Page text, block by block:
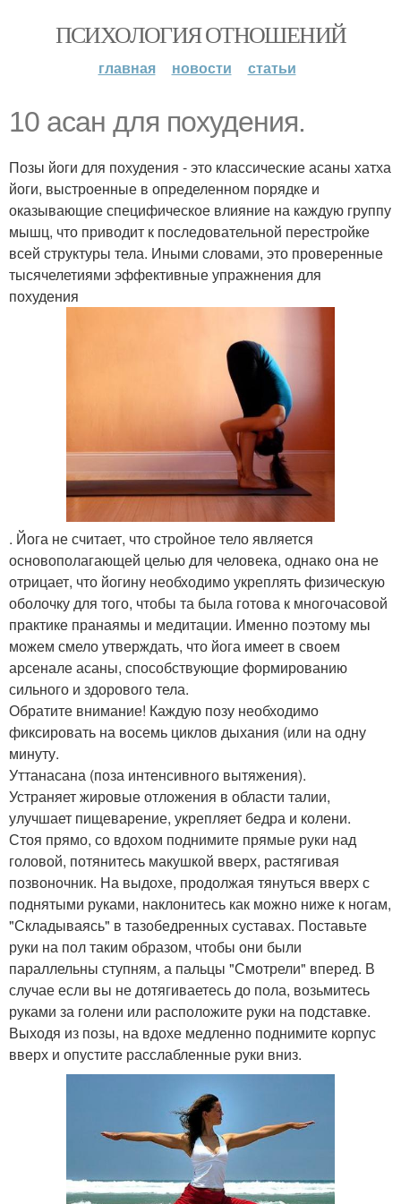
ПСИХОЛОГИЯ ОТНОШЕНИЙ
главная новости статьи
10 асан для похудения.
Позы йоги для похудения - это классические асаны хатха
йоги, выстроенные в определенном порядке и
оказывающие специфическое влияние на каждую группу
мышц, что приводит к последовательной перестройке
всей структуры тела. Иными словами, это проверенные
тысячелетиями эффективные упражнения для
похудения
. Йога не считает, что стройное тело является
основополагающей целью для человека, однако она не
отрицает, что йогину необходимо укреплять физическую
оболочку для того, чтобы та была готова к многочасовой
практике пранаямы и медитации. Именно поэтому мы
можем смело утверждать, что йога имеет в своем
арсенале асаны, способствующие формированию
сильного и здорового тела.
Обратите внимание! Каждую позу необходимо
фиксировать на восемь циклов дыхания (или на одну
минуту.
Уттанасана (поза интенсивного вытяжения).
Устраняет жировые отложения в области талии,
улучшает пищеварение, укрепляет бедра и колени.
Стоя прямо, со вдохом поднимите прямые руки над
головой, потянитесь макушкой вверх, растягивая
позвоночник. На выдохе, продолжая тянуться вверх с
поднятыми руками, наклонитесь как можно ниже к ногам,
"Складываясь" в тазобедренных суставах. Поставьте
руки на пол таким образом, чтобы они были
параллельны ступням, а пальцы "Смотрели" вперед. В
случае если вы не дотягиваетесь до пола, возьмитесь
руками за голени или расположите руки на подставке.
Выходя из позы, на вдохе медленно поднимите корпус
вверх и опустите расслабленные руки вниз.